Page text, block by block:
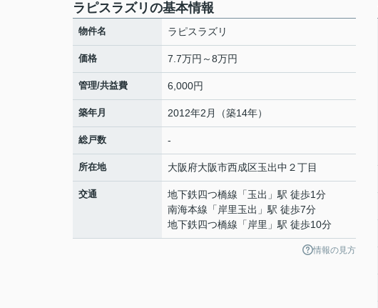
ラピスラズリの基本情報
物件名 ラピスラズリ
価格 7.7万円～8万円
管理/共益費 6,000円
築年月 2012年2月（築14年）
総戸数 -
所在地 大阪府大阪市西成区玉出中 ２丁目
交通 地下鉄四つ橋線 「玉出 」駅 徒歩1分
南海本線 「 岸里玉出 」駅 徒歩7分
地下鉄四つ橋線 「 岸里 」駅 徒歩10分
情報の見方